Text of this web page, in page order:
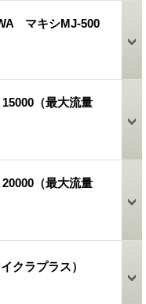
マキシMJ-500
（最大流量
（最大流量
クラプラス）